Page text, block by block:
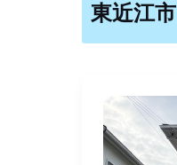
東近江市